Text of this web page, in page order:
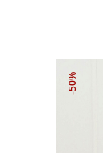
-50%